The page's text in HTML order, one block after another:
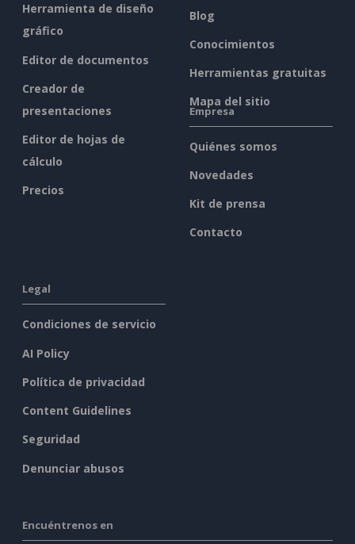
Herramienta de diseño
gráfico
Editor de documentos
Creador de
presentaciones
Editor de hojas de
cálculo
Precios
Blog
Conocimientos
Herramientas gratuitas
Mapa del sitio
Empresa
Quiénes somos
Novedades
Kit de prensa
Contacto
Legal
Condiciones de servicio
AI Policy
Política de privacidad
Content Guidelines
Seguridad
Denunciar abusos
Encuéntrenos en